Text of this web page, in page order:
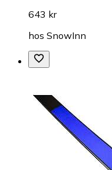
643 kr
hos SnowInn